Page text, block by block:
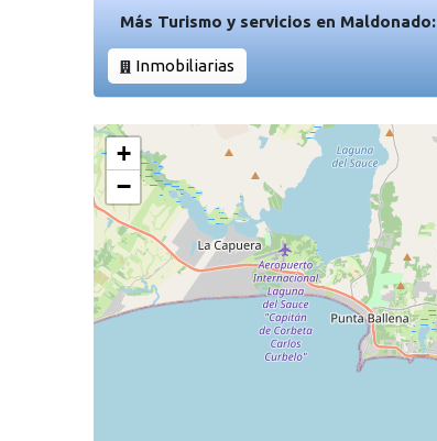
Más Turismo y servicios en Maldonado:
Inmobiliarias
+
−